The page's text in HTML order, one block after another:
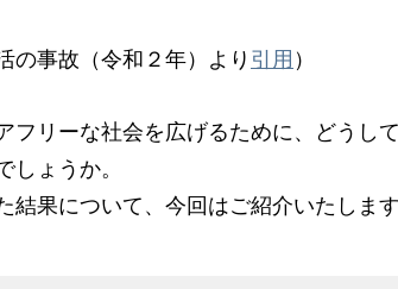
の事故（令和２年）より 引用 ）
フリーな社会を広げるために、どうし
ょうか。
結果について、今回はご紹介いたします